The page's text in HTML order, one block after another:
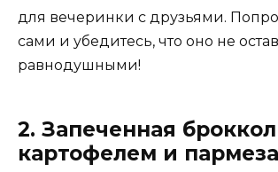
для вечеринки с друзьями.
сами и убедитесь, что оно не
равнодушными!
2. Запеченная
картофелем и